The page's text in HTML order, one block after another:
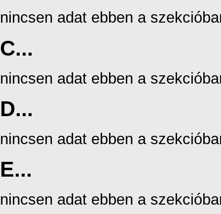
nincsen adat ebben a
C...
nincsen adat ebben a
D...
nincsen adat ebben a
E...
nincsen adat ebben a